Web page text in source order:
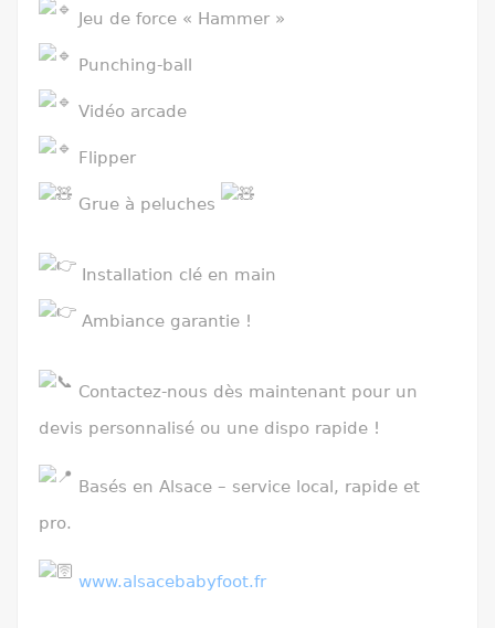
Jeu de force « Hammer »
Punching-ball
Vidéo arcade
Flipper
Grue à peluches
Installation clé en main
Ambiance garantie !
Contactez-nous dès maintenant pour un
devis personnalisé ou une dispo rapide !
Basés en Alsace – service local, rapide et
pro.
www.alsacebabyfoot.fr